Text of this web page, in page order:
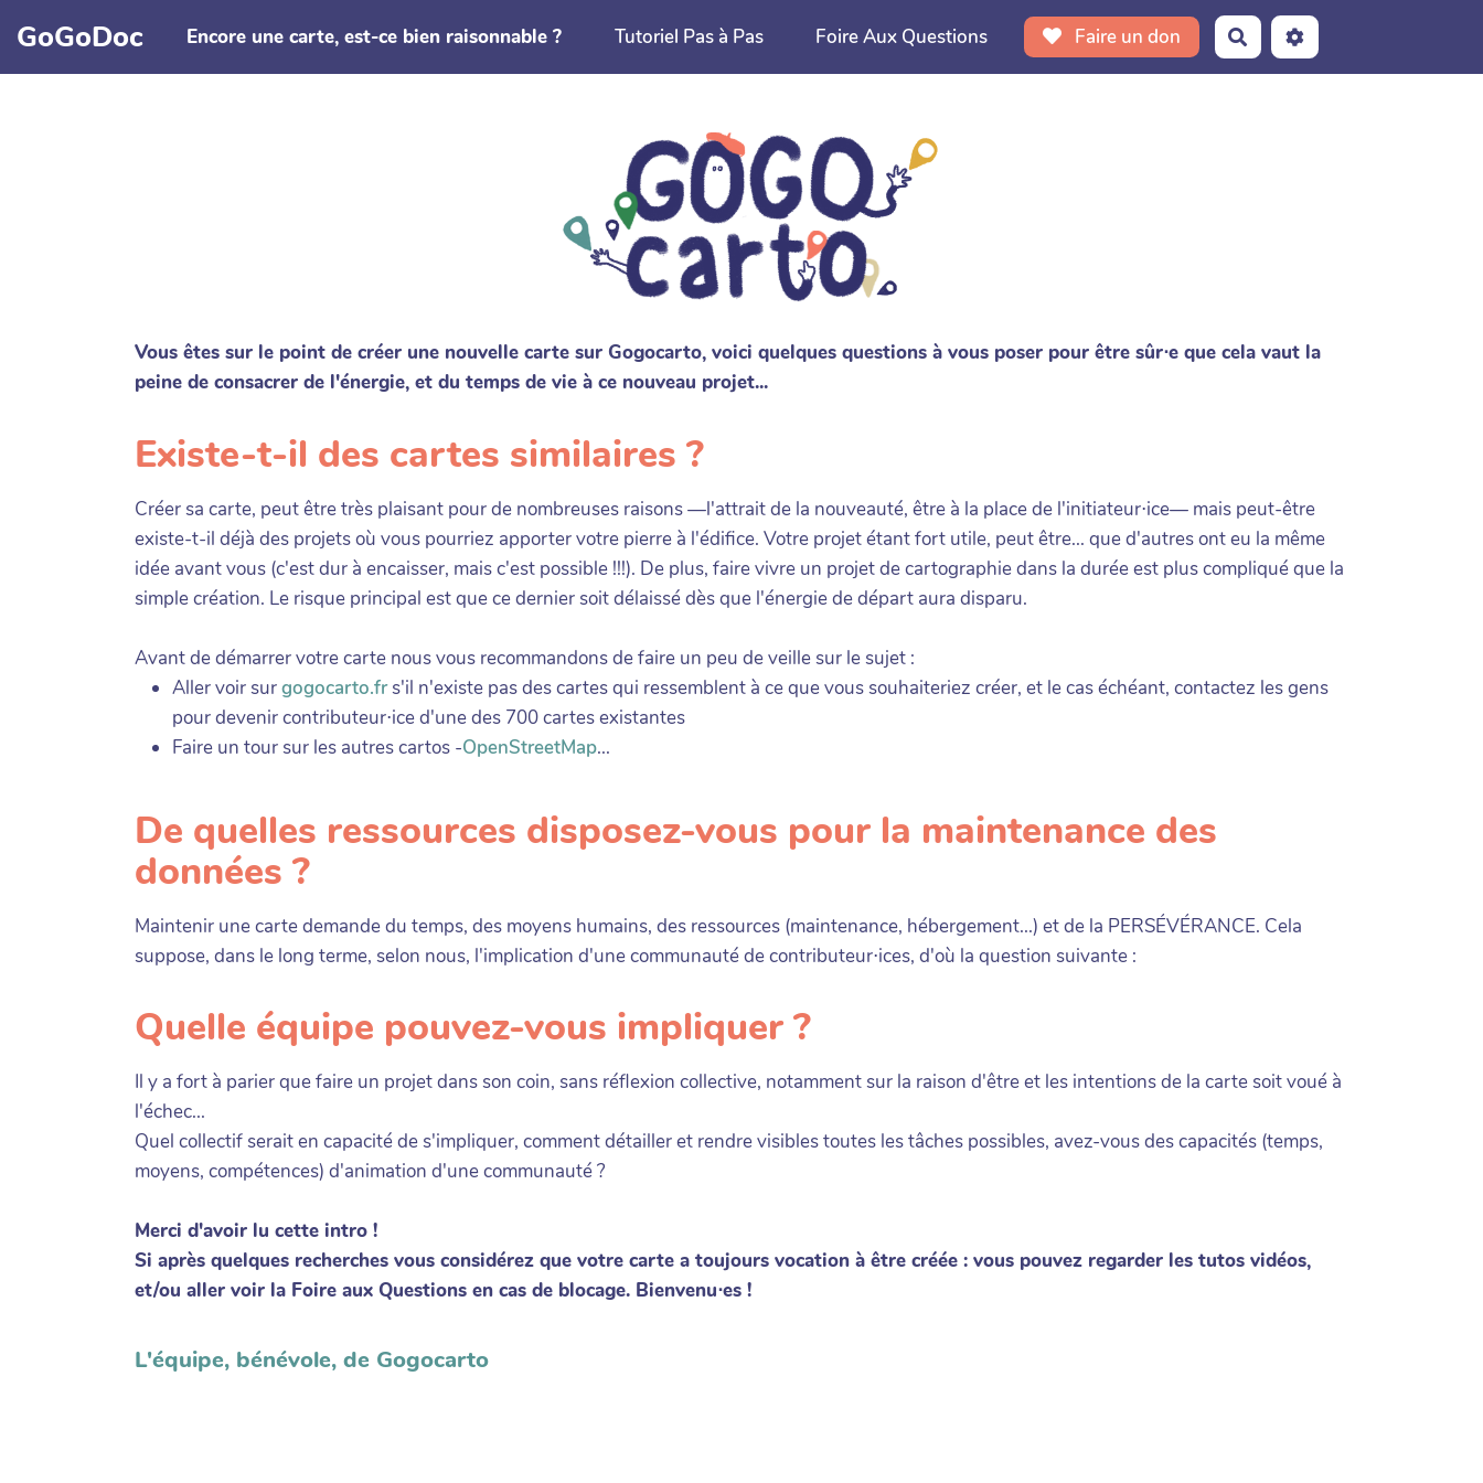
Aller au contenu principal
GoGoDoc Encore une carte, est-ce bien raisonnable ? Tutoriel Pas à Pas Foire Aux Questions Faire un don Rechercher
Vous êtes sur le point de créer une nouvelle carte sur Gogocarto, voici quelques questions à vous poser pour être sûr⋅e que cela vaut la
peine de consacrer de l'énergie, et du temps de vie à ce nouveau projet...
Existe-t-il des cartes similaires ?
Créer sa carte, peut être très plaisant pour de nombreuses raisons —l'attrait de la nouveauté, être à la place de l'initiateur⋅ice— mais peut-être
existe-t-il déjà des projets où vous pourriez apporter votre pierre à l'édifice. Votre projet étant fort utile, peut être... que d'autres ont eu la même
idée avant vous (c'est dur à encaisser, mais c'est possible !!!). De plus, faire vivre un projet de cartographie dans la durée est plus compliqué que la
simple création. Le risque principal est que ce dernier soit délaissé dès que l'énergie de départ aura disparu.
Avant de démarrer votre carte nous vous recommandons de faire un peu de veille sur le sujet :
Aller voir surgogocarto.frs'il n'existe pas des cartes qui ressemblent à ce que vous souhaiteriez créer, et le cas échéant, contactez les gens
pour devenir contributeur⋅ice d'une des 700 cartes existantes
Faire un tour sur les autres cartos -OpenStreetMap...
De quelles ressources disposez-vous pour la maintenance des
données ?
Maintenir une carte demande du temps, des moyens humains, des ressources (maintenance, hébergement...) et de la PERSÉVÉRANCE. Cela
suppose, dans le long terme, selon nous, l'implication d'une communauté de contributeur⋅ices, d'où la question suivante :
Quelle équipe pouvez-vous impliquer ?
Il y a fort à parier que faire un projet dans son coin, sans réflexion collective, notamment sur la raison d'être et les intentions de la carte soit voué à
l'échec...
Quel collectif serait en capacité de s'impliquer, comment détailler et rendre visibles toutes les tâches possibles, avez-vous des capacités (temps,
moyens, compétences) d'animation d'une communauté ?
Merci d'avoir lu cette intro !
Si après quelques recherches vous considérez que votre carte a toujours vocation à être créée : vous pouvez regarder les tutos vidéos,
et/ou aller voir la Foire aux Questions en cas de blocage. Bienvenu⋅es !
L'équipe, bénévole, de Gogocarto